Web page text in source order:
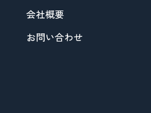
会社概要
お問い合わせ